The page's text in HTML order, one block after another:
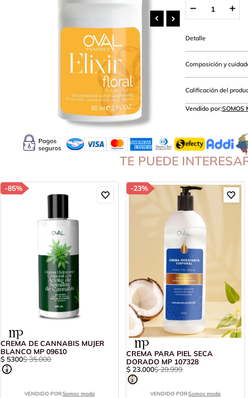
Detalle
Composición y
Calificación del
Vendido por:SOMOS
TE PUEDE
-85%
CREMA DE CANNABIS MUJER
BLANCO MP 09610
$ 5300$ 35.000
VENDIDO POR:Somos moda
-23%
CREMA PARA PIEL SECA
DORADO MP 107328
$ 23.000$ 29.999
VENDIDO POR:Somos moda
camibuzo